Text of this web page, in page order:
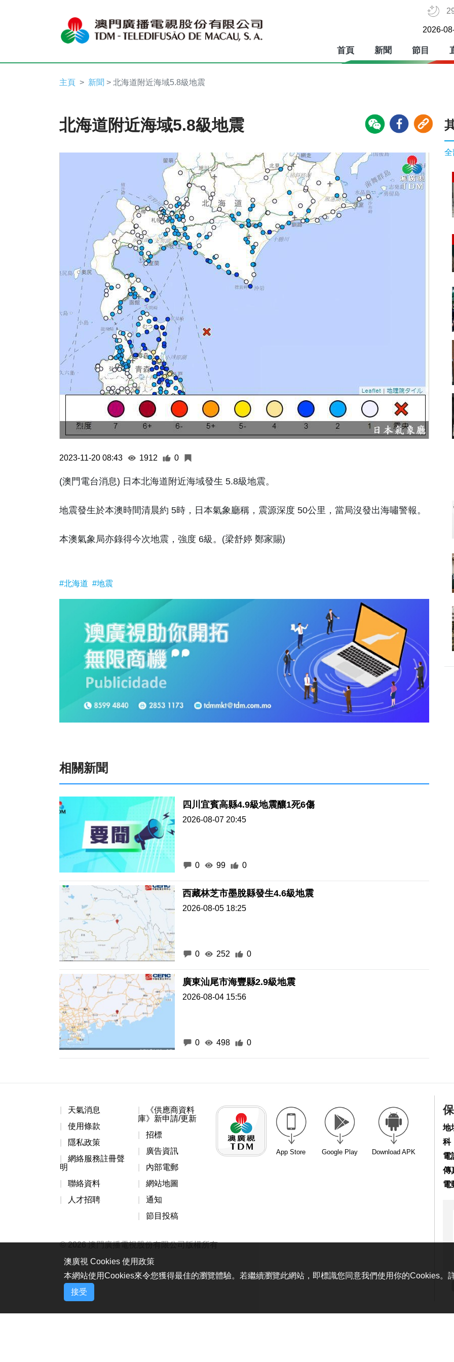
2026-
首頁 新聞 節目
主頁 新聞 > 北海道附近海域5.8級地震
北海道附近海域5.8級地震
2023-11-20 08:43 1912 0
(澳門電台消息) 日本北海道附近海域發生 5.8級地震。
地震發生於本澳時間清晨約 5時，日本氣象廳稱，震源深度 50公里，當局沒發出海嘯警報。
本澳氣象局亦錄得今次地震，強度 6級。(梁舒婷 鄭家賜)
#北海道 #地震
相關新聞
四川宜賓高縣4.9級地震釀1死6傷
2026-08-07 20:45
0 99 0
西藏林芝市墨脫縣發生4.6級地震
2026-08-05 18:25
0 252 0
廣東汕尾市海豐縣2.9級地震
2026-08-04 15:56
0 498 0
全
天氣消息
使用條款
隱私政策
網絡服務註冊聲
明
聯絡資料
人才招聘
《供應商資料
庫》新申請/更新
招標
廣告資訊
內部電郵
網站地圖
通知
節目投稿
App Store Google Play Download APK
© 2026 澳門廣播電視股份有限公司版權所有
地
科
電
傳
電
澳廣視 Cookies 使用政策
本網站使用Cookies來令您獲得最佳的瀏覽體驗。若繼續瀏覽此網站，即標識您同意我們使用你的Cookies。
接受